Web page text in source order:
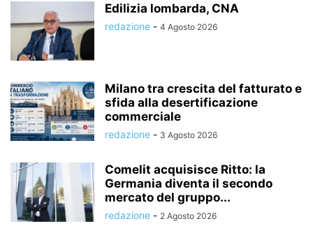
Edilizia lombarda, CNA
redazione - 4 Agosto 2026
Milano tra crescita del fatturato e
sfida alla desertificazione
commerciale
redazione - 3 Agosto 2026
Comelit acquisisce Ritto: la
Germania diventa il secondo
mercato del gruppo...
redazione - 2 Agosto 2026